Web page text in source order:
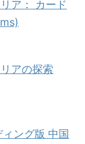
ア： カード
アの探索
ング版 中国